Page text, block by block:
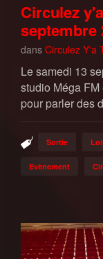
Circulez
septembre
dans Circulez Y'a
Le samedi 13
studio Méga
pour parler des
Sortie
Evènement